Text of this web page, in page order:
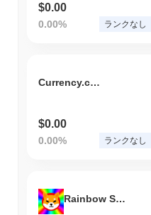
$0.00
0.00% ランクなし
Currency.com Rolls-Royce Holdings PLC
$0.00
0.00% ランクなし
Rainbow Shiba